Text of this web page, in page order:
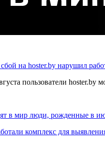
на hoster.by нарушил
пользователи hoster.by
в мир люди, рожденные в
комплекс для